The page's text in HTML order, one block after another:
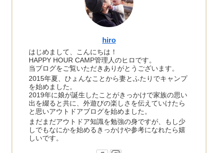
hiro
はじめまして、こんにちは！
HAPPY HOUR CAMP管理人のヒロです。
当ブログをご覧いただきありがとうございます。
2015年夏、ひょんなことから妻とふたりでキャンプ
を始めました。
2019年に娘が誕生したことがきっかけで家族の思い
出を綴ると共に、外遊びの楽しさを伝えていけたら
と思いアウトドアブログを始めました。
まだまだアウトドア知識を勉強の身ですが、もし少
しでもなにかを始めるきっかけや参考になれたら嬉
しいです。